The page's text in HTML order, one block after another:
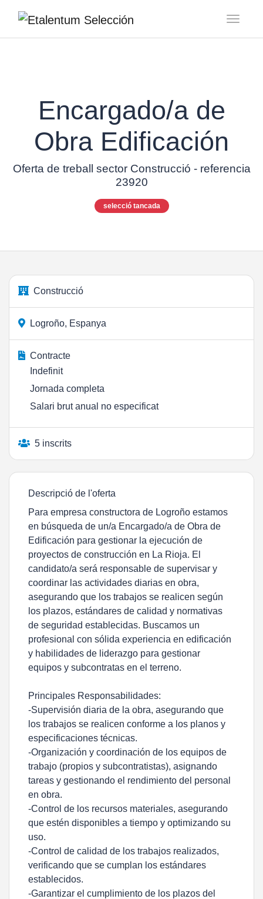
Encargado/a de
Obra Edificación
Oferta de treball sector Construcció - referencia
23920
selecció tancada
Construcció
Logroño, Espanya
Contracte
Indefinit
Jornada completa
Salari brut anual no especificat
5 inscrits
Descripció de l'oferta
Para empresa constructora de Logroño estamos
en búsqueda de un/a Encargado/a de Obra de
Edificación para gestionar la ejecución de
proyectos de construcción en La Rioja. El
candidato/a será responsable de supervisar y
coordinar las actividades diarias en obra,
asegurando que los trabajos se realicen según
los plazos, estándares de calidad y normativas
de seguridad establecidas. Buscamos un
profesional con sólida experiencia en edificación
y habilidades de liderazgo para gestionar
equipos y subcontratas en el terreno.
Principales Responsabilidades:
-Supervisión diaria de la obra, asegurando que
los trabajos se realicen conforme a los planos y
especificaciones técnicas.
-Organización y coordinación de los equipos de
trabajo (propios y subcontratistas), asignando
tareas y gestionando el rendimiento del personal
en obra.
-Control de los recursos materiales, asegurando
que estén disponibles a tiempo y optimizando su
uso.
-Control de calidad de los trabajos realizados,
verificando que se cumplan los estándares
establecidos.
-Garantizar el cumplimiento de los plazos del